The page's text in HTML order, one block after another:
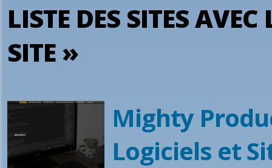
LISTE DES SITES
SITE »
Mighty
Logiciels et